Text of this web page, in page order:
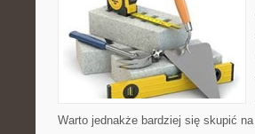
Warto jednakże bardziej się skupić